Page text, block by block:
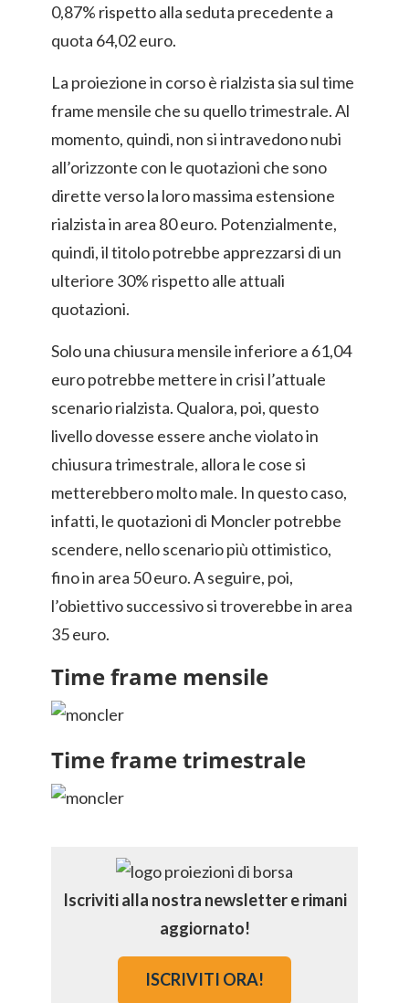
0,87% rispetto alla seduta precedente a
quota 64,02 euro.
La proiezione in corso è rialzista sia sul time
frame mensile che su quello trimestrale. Al
momento, quindi, non si intravedono nubi
all’orizzonte con le quotazioni che sono
dirette verso la loro massima estensione
rialzista in area 80 euro. Potenzialmente,
quindi, il titolo potrebbe apprezzarsi di un
ulteriore 30% rispetto alle attuali
quotazioni.
Solo una chiusura mensile inferiore a 61,04
euro potrebbe mettere in crisi l’attuale
scenario rialzista. Qualora, poi, questo
livello dovesse essere anche violato in
chiusura trimestrale, allora le cose si
metterebbero molto male. In questo caso,
infatti, le quotazioni di Moncler potrebbe
scendere, nello scenario più ottimistico,
fino in area 50 euro. A seguire, poi,
l’obiettivo successivo si troverebbe in area
35 euro.
Time frame mensile
Time frame trimestrale
Iscriviti alla nostra newsletter e rimani
aggiornato!
ISCRIVITI ORA!